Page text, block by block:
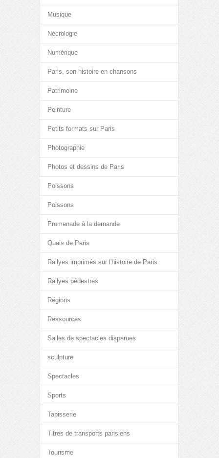
Musique
Nécrologie
Numérique
Paris, son histoire en chansons
Patrimoine
Peinture
Petits formats sur Paris
Photographie
Photos et dessins de Paris
Poissons
Poissons
Promenade à la demande
Quais de Paris
Rallyes imprimés sur l'histoire de Paris
Rallyes pédestres
Régions
Ressources
Salles de spectacles disparues
sculpture
Spectacles
Sports
Tapisserie
Titres de transports parisiens
Tourisme